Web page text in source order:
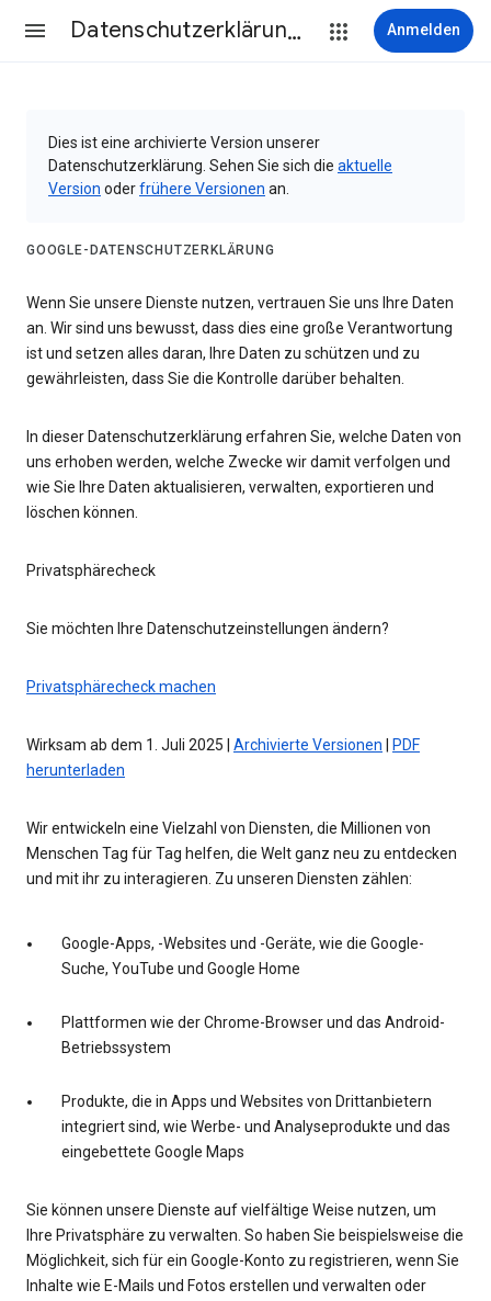
Datenschutzerklärung & Nutzungsbedingungen Anmelden
Dies ist eine archivierte Version unserer
Datenschutzerklärung. Sehen Sie sich die aktuelle
Version oderfrühere Versionen an.
GOOGLE-DATENSCHUTZERKLÄRUNG
Wenn Sie unsere Dienste nutzen, vertrauen Sie uns Ihre Daten
an. Wir sind uns bewusst, dass dies eine große Verantwortung
ist und setzen alles daran, Ihre Daten zu schützen und zu
gewährleisten, dass Sie die Kontrolle darüber behalten.
In dieser Datenschutzerklärung erfahren Sie, welche Daten von
uns erhoben werden, welche Zwecke wir damit verfolgen und
wie Sie Ihre Daten aktualisieren, verwalten, exportieren und
löschen können.
Privatsphärecheck
Sie möchten Ihre Datenschutzeinstellungen ändern?
Privatsphärecheck machen
Wirksam ab dem 1. Juli 2025 | Archivierte Versionen
PDF
herunterladen
Wir entwickeln eine Vielzahl von Diensten, die Millionen von
Menschen Tag für Tag helfen, die Welt ganz neu zu entdecken
und mit ihr zu interagieren. Zu unseren Diensten zählen:
Google-Apps, -Websites und -Geräte, wie die Google-
Suche, YouTube und Google Home
Plattformen wie der Chrome-Browser und das Android-
Betriebssystem
Produkte, die in Apps und Websites von Drittanbietern
integriert sind, wie Werbe- und Analyseprodukte und das
eingebettete Google Maps
Sie können unsere Dienste auf vielfältige Weise nutzen, um
Ihre Privatsphäre zu verwalten. So haben Sie beispielsweise die
Möglichkeit, sich für ein Google-Konto zu registrieren, wenn Sie
Inhalte wie E-Mails und Fotos erstellen und verwalten oder